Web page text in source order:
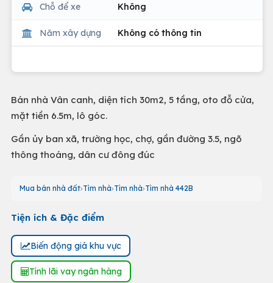
Chỗ để xe Không
Năm xây dựng Không có thông tin
Bán nhà Vân canh, diện tích 30m2, 5 tầng, oto đỗ cửa,
mặt tiền 6.5m, lô góc.
Gần ủy ban xã, trường học, chợ, gần đường 3.5, ngõ
thông thoáng, dân cư đông đúc
Mua bán nhà đất Tìm nhà Tìm nhà Tìm nhà 442B
Tiện ích & Đặc điểm
Biến động giá khu vực
Tính lãi vay ngân hàng